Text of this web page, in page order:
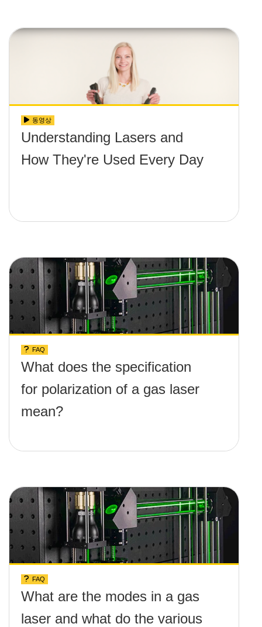
동영상
Understanding Lasers and
How They're Used Every Day
FAQ
What does the specification
for polarization of a gas laser
mean?
FAQ
What are the modes in a gas
laser and what do the various